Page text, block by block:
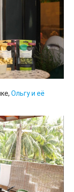
Ольгу и её